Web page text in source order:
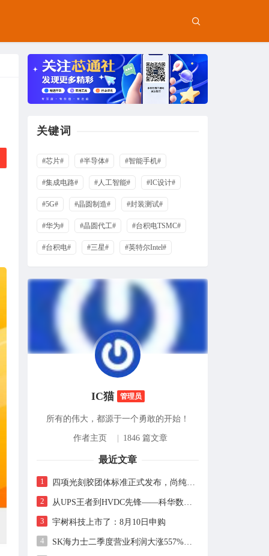
关键词
#芯片# #半导体# #智能手机#
#集成电路# #人工智能# #IC设计#
#5G# #晶圆制造# #封装测试#
#华为# #晶圆代工# #台积电TSMC#
#台积电# #三星# #英特尔Intel#
IC猫 管理员
所有的伟大，都源于一个勇敢的开始！
作者主页 1846 篇文章
最近文章
1 四项光刻胶团体标准正式发布，尚纯智造以设备商身份跻身标准起草席
2 从UPS王者到HVDC先锋——科华数据的“时代转身”
3 宇树科技上市了：8月10日申购
4 SK海力士二季度营业利润大涨557%，但未及市场预期